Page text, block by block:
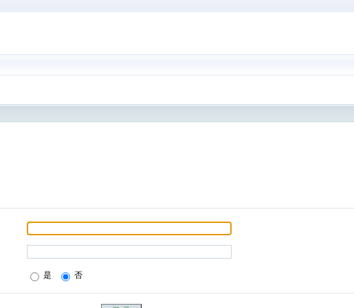
是 否